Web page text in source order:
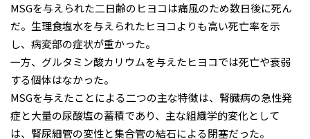
MSGを与えられた二日齢のヒヨコは痛風のため数日後に死ん
だ。生理食塩水を与えられたヒヨコよりも高い死亡率を示
し、病変部の症状が重かった。
一方、グルタミン酸カリウムを与えたヒヨコでは死亡や衰弱
する個体はなかった。
MSGを与えたことによる二つの主な特徴は、腎臓病の急性発
症と大量の尿酸塩の蓄積であり、主な組織学的変化として
は、腎尿細管の変性と集合管の結石による閉塞だった。